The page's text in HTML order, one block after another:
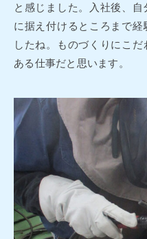
と感じました。入社後、
に据え付けるところまで
したね。ものづくりにこ
ある仕事だと思います。